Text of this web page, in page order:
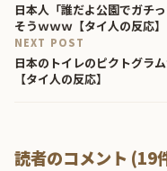
日本人「誰だよ公園でガチ
そうｗｗｗ【タイ人の反応】
NEXT POST
日本のトイレのピクトグラ
【タイ人の反応】
読者のコメント (19